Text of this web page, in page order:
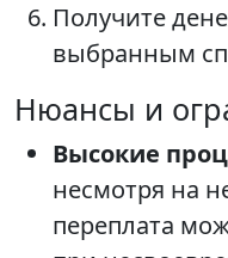
Получите
выбранным
Нюансы и
Высокие
несмотря на
переплата